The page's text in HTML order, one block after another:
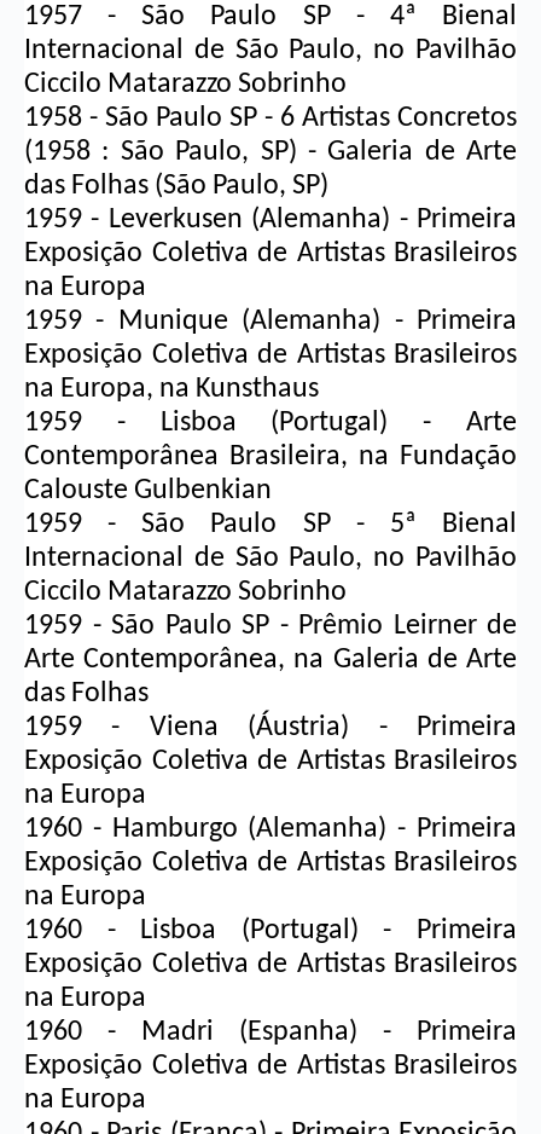
1957 - São Paulo SP - 4ª Bienal
Internacional de São Paulo, no Pavilhão
Ciccilo Matarazzo Sobrinho
1958 - São Paulo SP - 6 Artistas Concretos
(1958 : São Paulo, SP) - Galeria de Arte
das Folhas (São Paulo, SP)
1959 - Leverkusen (Alemanha) - Primeira
Exposição Coletiva de Artistas Brasileiros
na Europa
1959 - Munique (Alemanha) - Primeira
Exposição Coletiva de Artistas Brasileiros
na Europa, na Kunsthaus
1959 - Lisboa (Portugal) - Arte
Contemporânea Brasileira, na Fundação
Calouste Gulbenkian
1959 - São Paulo SP - 5ª Bienal
Internacional de São Paulo, no Pavilhão
Ciccilo Matarazzo Sobrinho
1959 - São Paulo SP - Prêmio Leirner de
Arte Contemporânea, na Galeria de Arte
das Folhas
1959 - Viena (Áustria) - Primeira
Exposição Coletiva de Artistas Brasileiros
na Europa
1960 - Hamburgo (Alemanha) - Primeira
Exposição Coletiva de Artistas Brasileiros
na Europa
1960 - Lisboa (Portugal) - Primeira
Exposição Coletiva de Artistas Brasileiros
na Europa
1960 - Madri (Espanha) - Primeira
Exposição Coletiva de Artistas Brasileiros
na Europa